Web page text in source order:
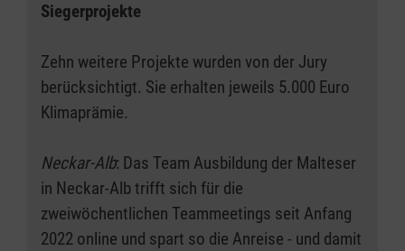
Siegerprojekte
Zehn weitere Projekte wurden von der Jury
berücksichtigt. Sie erhalten jeweils 5.000 Euro
Klimaprämie.
Neckar-Alb: Das Team Ausbildung der Malteser
in Neckar-Alb trifft sich für die
zweiwöchentlichen Teammeetings seit Anfang
2022 online und spart so die Anreise - und damit